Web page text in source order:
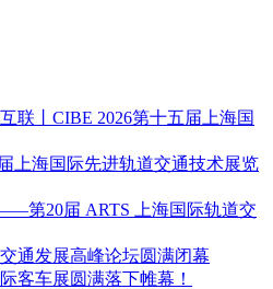
联丨CIBE 2026第十五届上海国
上海国际先进轨道交通技术展览
第20届 ARTS 上海国际轨道交
通发展高峰论坛圆满闭幕
客车展圆满落下帷幕！